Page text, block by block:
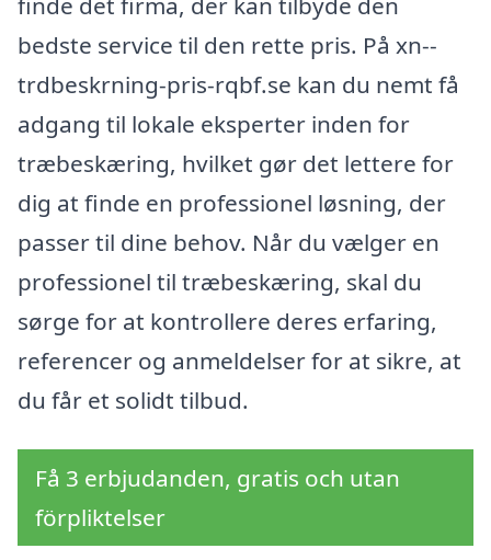
bedste service til den rette pris. På xn--
trdbeskrning-pris-rqbf.se kan du nemt få
adgang til lokale eksperter inden for
træbeskæring, hvilket gør det lettere for
dig at finde en professionel løsning, der
passer til dine behov. Når du vælger en
professionel til træbeskæring, skal du
sørge for at kontrollere deres erfaring,
referencer og anmeldelser for at sikre, at
du får et solidt tilbud.
Få 3 erbjudanden, gratis och utan
förpliktelser